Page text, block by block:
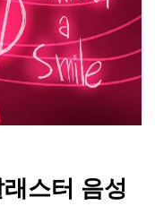
스터 음성